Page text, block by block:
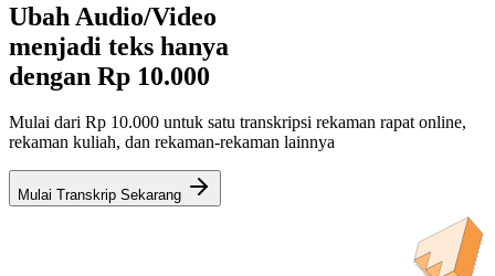
Ubah Audio/Video
menjadi teks hanya
dengan Rp 10.000
Mulai dari Rp 10.000 untuk satu transkripsi rekaman rapat online,
rekaman kuliah, dan rekaman-rekaman lainnya
Mulai Transkrip Sekarang